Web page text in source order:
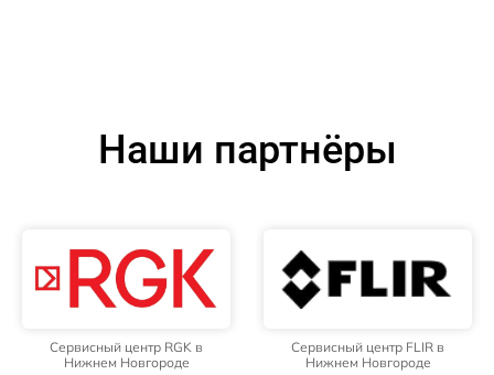
Наши партнёры
Сервисный центр RGK в
Нижнем Новгороде
Сервисный центр FLIR в
Нижнем Новгороде